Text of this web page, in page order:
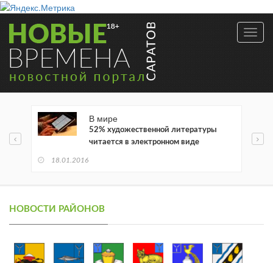
В мире
52% художественной литературы
читается в электронном виде
18.01.2016
НОВОСТИ РАЙОНОВ